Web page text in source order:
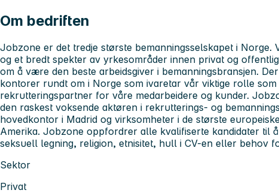
Om bedriften
Jobzone er det tredje største bemanningsselskapet i Norge.
og et bredt spekter av yrkesområder innen privat og
om å være den beste arbeidsgiver i bemanningsbransjen.
kontorer rundt om i Norge som ivaretar vår viktige rolle
rekrutteringspartner for våre medarbeidere og kunder.
den raskest voksende aktøren i rekrutterings- og
hovedkontor i Madrid og virksomheter i de største
Amerika. Jobzone oppfordrer alle kvalifiserte kandidater til
seksuell legning, religion, etnisitet, hull i CV-en eller behov
Sektor
Privat